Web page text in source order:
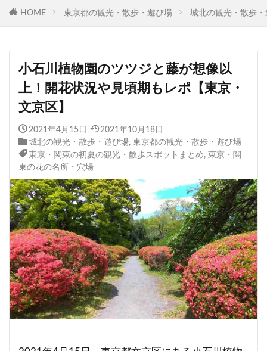
HOME 東京都の観光・散歩・遊び場 城北の観光・散歩
小石川植物園のツツジと藤が想像以
上！開花状況や見頃期もレポ【東京・
文京区】
2021年4月15日
2021年10月18日
城北の観光・散歩・遊び場, 東京都の観光・散歩・遊び場
東京・関東の初夏の観光・散歩スポットまとめ, 東京・関
東の花の名所・穴場